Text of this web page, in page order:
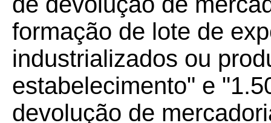
formação de lote de
industrializados ou
estabelecimento" e
devolução de